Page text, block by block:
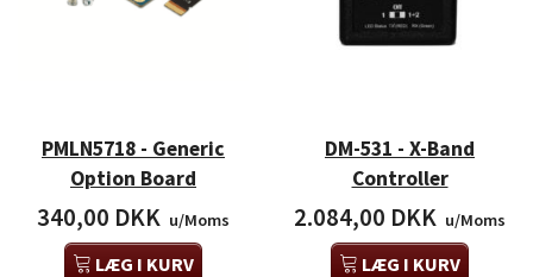
PMLN5718 - Generic
Option Board
340,00 DKK u/Moms
LÆG I KURV
DM-531 - X-Band
Controller
2.084,00 DKK u/Moms
LÆG I KURV